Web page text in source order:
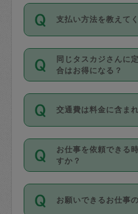
の上事前申請するこ
お、3時間を下回っ
いません。
11種類の価格帯の
身が価格を選んで設
タスカジさんの価
があり、レビュー
値、などで除々に設
がっていく仕組み
支払い方法を教えて
お支払方法はクレ
Master／JCB／
Diners Club）のみ
を行う際にご入力く
ル登録時にはご入
丈夫です。
デビットカード・プ
リカ、au WALLET
銀行振込や現金払い
同じタスカジさんに
合はお得になる？
依頼には「スポッ
隔週）」があり、「
ポット」よりお得
す。
定期の最低利用回数
りに、一定数を超
交通費は料金に含ま
交通費は依頼料金
料金のご請求と合わ
ます。交通費の金
お仕事を依頼できる
すか？
時間帯は3種類あり
たり３時間です。
お願いできるお仕事